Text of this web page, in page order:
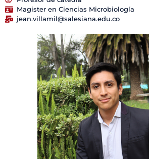
Magister en Ciencias Microbiología
jean.villamil@salesiana.edu.co